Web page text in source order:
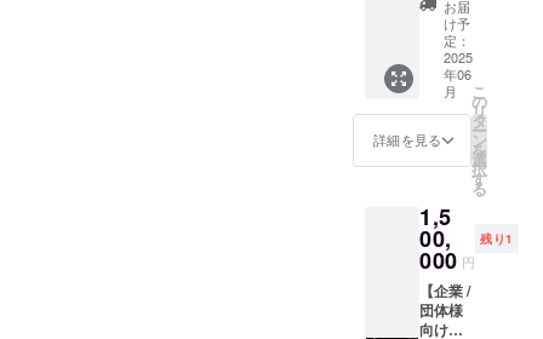
約２週
間かか
りま
す）
去 ・軽
研磨 ・
油脂系
汚れ除
去 ・高
級カル
ナバ
ワック
ス施工
系コー
ティン
グも選
択可
能） ・
樹脂
パーツ
す。 □
必要事
時、必
ず備考
欄に掲
載をご
希望さ
れるお
URL、
紹介文
（50文
字以
内）を
ご記入
くださ
高級
ワック
スへの
変更も
可）を
施工致
しま
す。最
新機器
イアイ
ス洗浄
も行い
ます。
研磨を
行うこ
とで、
□内容
YouTub
eチャン
ネルの
動画概
要欄に
てご支
援いた
した企
業様の
お名
前、
URL、
紹介文
を90日
お届
け予
定：
2025
年06
月
詳細を見る
こ
の
リ
タ
ー
ン
を
選
択
す
る
1,5
00,
000 円
残り1
【企業 /
団体様
向け】